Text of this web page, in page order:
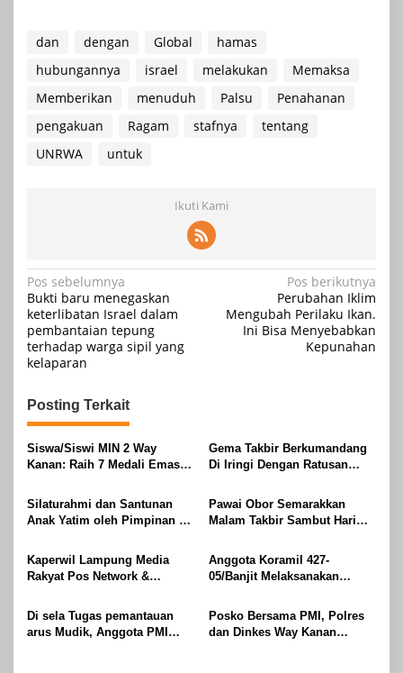
dan dengan Global
hamas
hubungannya
israel melakukan
Memaksa
Memberikan
menuduh Palsu
Penahanan
pengakuan
Ragam stafnya
tentang
UNRWA
untuk
Ikuti Kami
Navigasi
pos
Pos sebelumnya
Bukti baru menegaskan
keterlibatan Israel dalam
pembantaian tepung
terhadap warga sipil yang
kelaparan
Pos berikutnya
Perubahan Iklim
Mengubah Perilaku Ikan.
Ini Bisa Menyebabkan
Kepunahan
Posting Terkait
Siswa/Siswi MIN 2 Way
Kanan: Raih 7 Medali Emas
Gubernur Lampung Cup 2
Taekwondo Championship
Gema Takbir Berkumandang
Di Iringi Dengan Ratusan
Rayakan Kemenangan Idul
Fitri 1447 H
Silaturahmi dan Santunan
Anak Yatim oleh Pimpinan PT
Idul Fitri di Way Kanan
Pawai Obor Semarakkan
Malam Takbir Sambut Hari
M, Di Kampung Simpang
Asam, Kecamatan Banjit
Kaperwil Lampung Media
Rakyat Pos Network &
Network,Tergabung Di Forum
DPC KWRI, Way Kanan :
Mengucapkan Selamat Hari
Anggota Koramil 427-
05/Banjit Melaksanakan
ogoh Di Wilayah Bali Sadhar,
Kecamatan Banjit
Di sela Tugas pemantauan
arus Mudik, Anggota PMI
Posko Bersama PMI, Polres
dan Dinkes Way Kanan